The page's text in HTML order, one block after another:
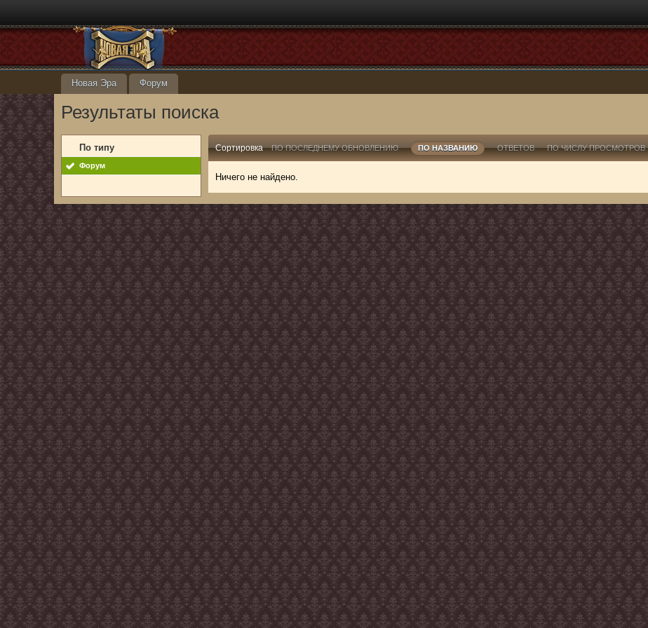
Новая Эра Форум
Результаты поиска
По типу
Форум
Сортировка ПО ПОСЛЕДНЕМУ ОБНОВЛЕНИЮ ПО НАЗВАНИЮ ОТВЕТОВ ПО ЧИСЛУ ПРОСМОТРОВ
Ничего не найдено.